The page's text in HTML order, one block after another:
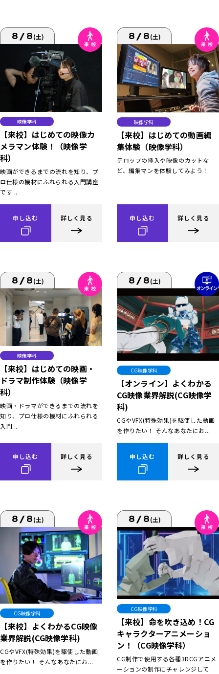
8/8(土)
映像学科
【来校】はじめての映像カ
メラマン体験！（映像学
科）
映画ができるまでの流れを知り、プ
ロ仕様の機材にふれられる入門講座
です...
申し込む 詳しく見る
8/8(土)
映像学科
【来校】はじめての動画編
集体験（映像学科）
テロップの挿入や映像のカットな
ど、編集マンを体験してみよう！
申し込む 詳しく見る
8/8(土)
映像学科
【来校】はじめての映画・
ドラマ制作体験（映像学
科）
映画・ドラマができるまでの流れを
知り、プロ仕様の機材にふれられる
入門...
申し込む 詳しく見る
8/8(土)
CG映像学科
【オンライン】よくわかる
CG映像業界解説(CG映像学
科)
CGやVFX(特殊効果)を駆使した動画
を作りたい！ そんなあなたにお...
申し込む 詳しく見る
8/8(土)
CG映像学科
【来校】よくわかるCG映像
業界解説(CG映像学科)
CGやVFX(特殊効果)を駆使した動画
を作りたい！ そんなあなたにお...
8/8(土)
CG映像学科
【来校】命を吹き込め！CG
キャラクターアニメーショ
ン！（CG映像学科）
CG制作で使用する各種3DCGアニメ
ーションの制作にチャレンジして